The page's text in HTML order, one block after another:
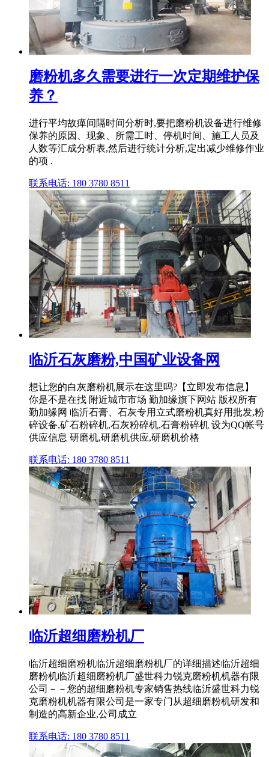
磨粉机多久需要进行一次定期维护保
养？
进行平均故瘅间隔时间分析时,要把磨粉机设备进行维修
保养的原因、现象、所需工时、停机时间、施工人员及
人数等汇成分析表,然后进行统计分析,定出减少维修作业
的项 .
联系电话: 180 3780 8511
临沂石灰磨粉,中国矿业设备网
想让您的白灰磨粉机展示在这里吗?【立即发布信息】
你是不是在找 附近城市市场 勤加缘旗下网站 版权所有
勤加缘网 临沂石膏、石灰专用立式磨粉机真好用批发,粉
碎设备,矿石粉碎机,石灰粉碎机,石膏粉碎机 设为QQ帐号
供应信息 研磨机,研磨机供应,研磨机价格
联系电话: 180 3780 8511
临沂超细磨粉机厂
临沂超细磨粉机临沂超细磨粉机厂的详细描述临沂超细
磨粉机临沂超细磨粉机厂盛世科力锐克磨粉机机器有限
公司－－您的超细磨粉机专家销售热线临沂盛世科力锐
克磨粉机机器有限公司是一家专门从超细磨粉机研发和
制造的高新企业,公司成立
联系电话: 180 3780 8511